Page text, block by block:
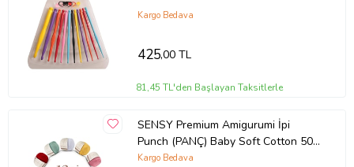
Kargo Bedava
425,00 TL
81,45 TL'den Başlayan Taksitlerle
SENSY Premium Amigurumi İpi
Punch (PANÇ) Baby Soft Cotton 50
gr 12'li Örgü İp Set5
Kargo Bedava